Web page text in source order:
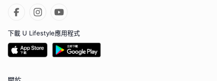
下載 U Lifestyle應用程式